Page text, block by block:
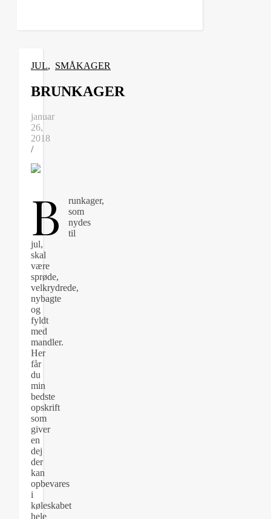
JUL, SMÅKAGER
BRUNKAGER
januar
26,
2018
/
B
runkager,
som
nydes
til
jul,
skal
være
sprøde,
velkrydrede,
nybagte
og
fyldt
med
mandler.
Her
får
du
min
bedste
opskrift
som
giver
en
dej
der
kan
opbevares
i
køleskabet
hele